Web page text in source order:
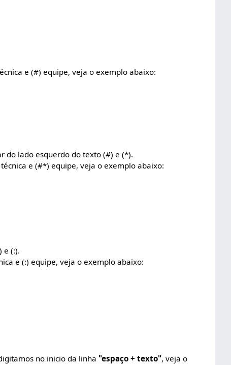
e (#) equipe, veja o exemplo abaixo:
do lado esquerdo do texto (#) e (*).
e (#*) equipe, veja o exemplo abaixo:
e (:).
e (:) equipe, veja o exemplo abaixo:
no inicio da linha "espaço + texto", veja o